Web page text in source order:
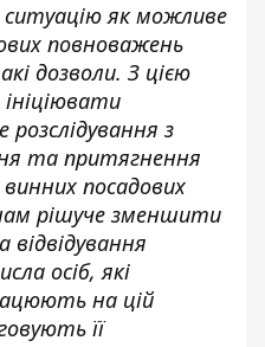
як можливе
повноважень
дозволи. З цією
розслідування з
та притягнення
винних посадових
рішуче зменшити
відвідування
осіб, які
на цій
її